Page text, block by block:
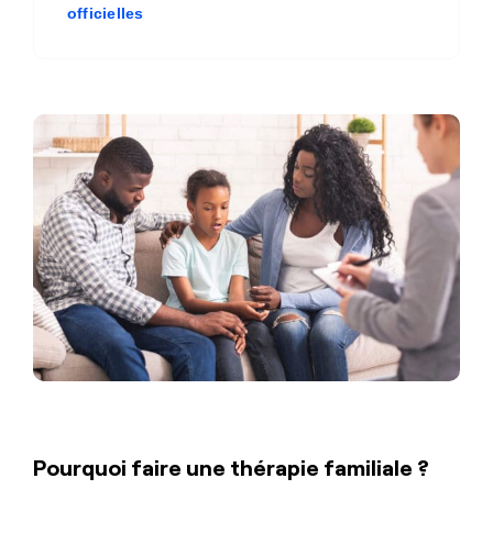
officielles
Pourquoi faire une thérapie familiale ?